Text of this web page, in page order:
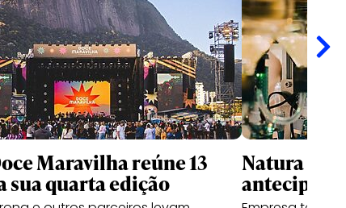
Maravilha reúne 13
sua quarta edição
Natura
antecipar